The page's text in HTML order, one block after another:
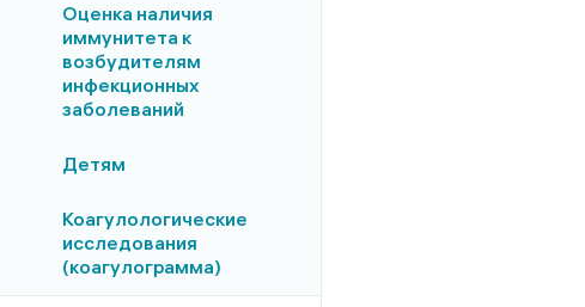
Оценка наличия
иммунитета к
возбудителям
инфекционных
заболеваний
Детям
Коагулологические
исследования
(коагулограмма)